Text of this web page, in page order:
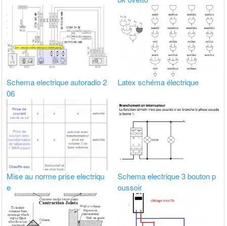
Schema electrique autoradio 2
06
Latex schéma électrique
Mise au norme prise electriqu
e
Schema electrique 3 bouton p
oussoir